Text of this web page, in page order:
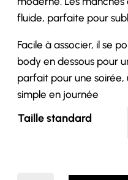
fluide, parfaite pour
Facile à associer, il se
body en dessous pour
parfait pour une soirée,
simple en journée
Taille standard